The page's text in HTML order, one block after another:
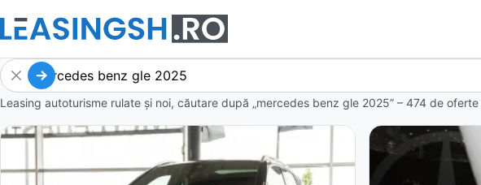
Leasing autoturisme rulate și noi, căutare după „mercedes benz gle 2025” – 474 de oferte